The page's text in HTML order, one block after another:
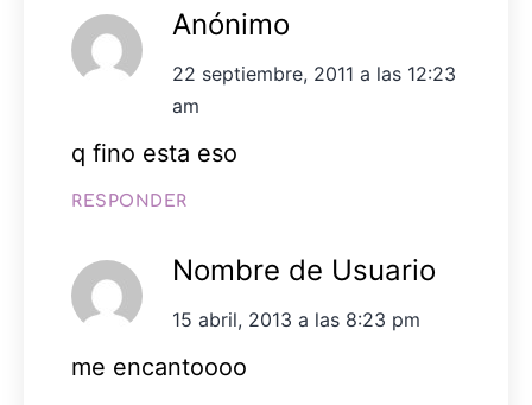
Anónimo
22 septiembre, 2011 a las 12:23
am
q fino esta eso
RESPONDER
Nombre de Usuario
15 abril, 2013 a las 8:23 pm
me encantoooo